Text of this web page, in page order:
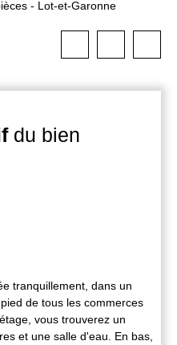
- Lot-et-Garonne
du bien
tranquillement, dans un
de tous les commerces
vous trouverez un
et une salle d'eau. En bas,